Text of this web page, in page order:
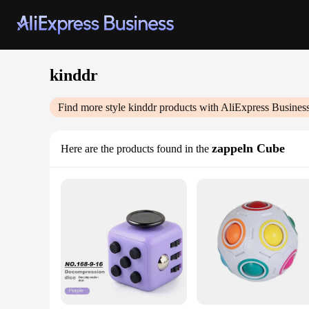
kinddr
Find more style kinddrproducts with AliExpress
Here are the products found in the zappeln Cube